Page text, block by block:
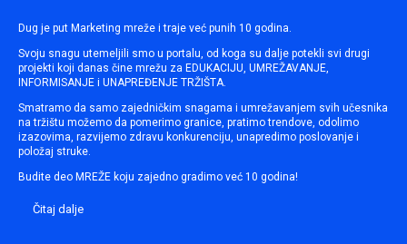
Dug je put Marketing mreže i traje već punih 10 godina.
Svoju snagu utemeljili smo u portalu, od koga su dalje potekli svi drugi
projekti koji danas čine mrežu za EDUKACIJU, UMREŽAVANJE,
INFORMISANJE i UNAPREĐENJE TRŽIŠTA.
Smatramo da samo zajedničkim snagama i umrežavanjem svih učesnika
na tržištu možemo da pomerimo granice, pratimo trendove, odolimo
izazovima, razvijemo zdravu konkurenciju, unapredimo poslovanje i
položaj struke.
Budite deo MREŽE koju zajedno gradimo već 10 godina!
Čitaj dalje